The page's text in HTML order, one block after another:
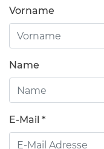
Vorname
Name
E-Mail *